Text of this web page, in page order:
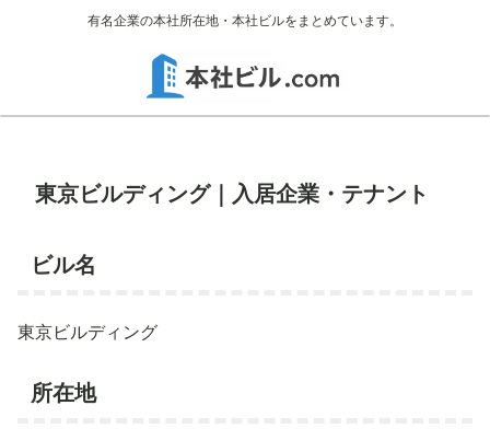
有名企業の本社所在地・本社ビルをまとめています。
東京ビルディング｜入居企業・テナント
ビル名
東京ビルディング
所在地